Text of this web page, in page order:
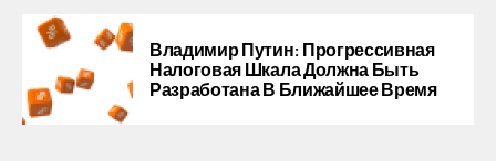
Владимир Путин: Прогрессивная
Налоговая Шкала Должна Быть
Разработана В Ближайшее Время